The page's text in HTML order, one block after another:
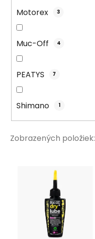
Motorex 3
Muc-Off 4
PEATYS 7
Shimano 1
Zobrazených položiek: